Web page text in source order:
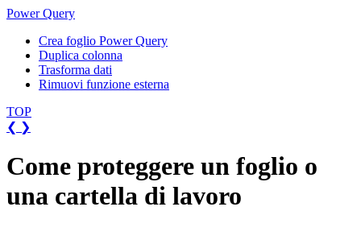
Power Query
Crea foglio Power Query
Duplica colonna
Trasforma dati
Rimuovi funzione esterna
TOP
❮ ❯
Come proteggere un foglio o
una cartella di lavoro